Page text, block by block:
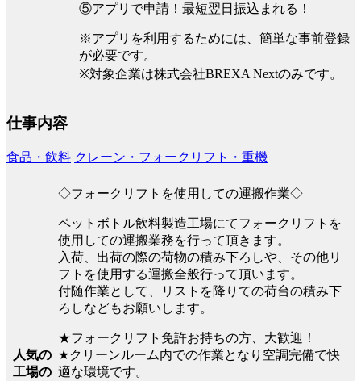
⑤アプリで申請！最短翌日振込まれる！
※アプリを利用するためには、簡単な事前登録
が必要です。
※対象企業は株式会社BREXA Nextのみです。
仕事内容
食品・飲料 クレーン・フォークリフト・重機
人気の
工場の
◇フォークリフトを使用しての運搬作業◇
ペットボトル飲料製造工場にてフォークリフトを
使用しての運搬業務を行って頂きます。
入荷、出荷の際の荷物の積み下ろしや、その他リ
フトを使用する運搬全般行って頂います。
付随作業として、リストを降りての荷台の積み下
ろしなどもお願いします。
★フォークリフト免許お持ちの方、大歓迎！
★クリーンルーム内での作業となり空調完備で快
適な環境です。